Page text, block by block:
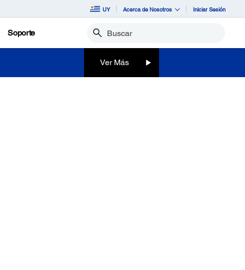
UY Acerca de Nosotros Iniciar Sesión
Soporte Buscar
Ver Más